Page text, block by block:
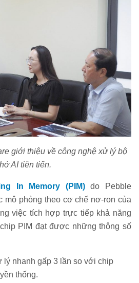
giới thiệu về công nghệ xử lý bộ
AI tiên tiến.
In Memory (PIM)do Pebble
mô phỏng theo cơ chế nơ-ron của
việc tích hợp trực tiếp khả năng
PIM đạt được những thông số
lý nhanh gấp 3 lần so với chip
thống.